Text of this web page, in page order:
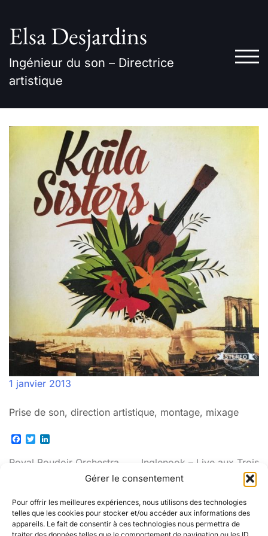
Gérer le consentement
Pour offrir les meilleures expériences, nous utilisons des technologies
telles que les cookies pour stocker et/ou accéder aux informations des
appareils. Le fait de consentir à ces technologies nous permettra de
content
Elsa Desjardins
Ingénieur du son – Directrice
artistique
1 janvier 2013
Prise de son, direction artistique, montage, mixage
Facebook
Twitter
Navigation
l’article
Royal Boudoir Orchestra
Inglenook – Live aux Trois
Baudets